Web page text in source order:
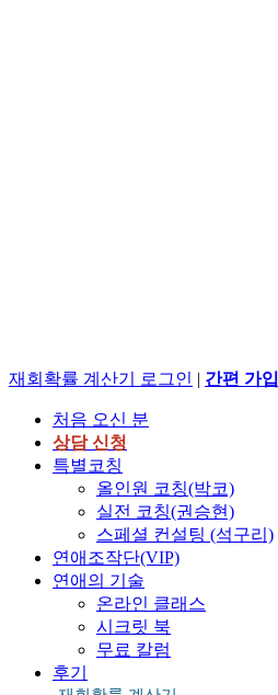
재회확률 계산기 로그인 | 간편 가입
처음 오신 분
상담 신청
특별코칭
올인원 코칭(박코)
실전 코칭(권승현)
스페셜 컨설팅 (석구리)
연애조작단(VIP)
연애의 기술
온라인 클래스
시크릿 북
무료 칼럼
후기